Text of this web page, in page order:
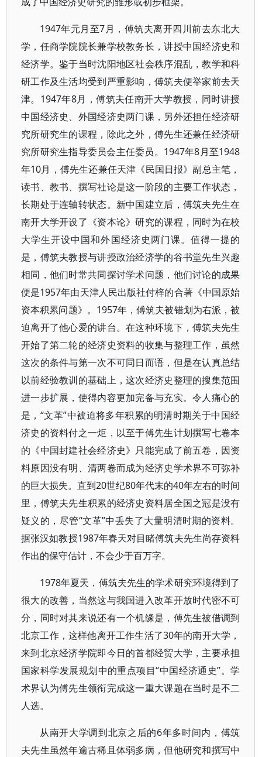
1947年元月至7月，傅筑夫离开四川前去东北大
学，任商学院院长兼学校教务长，讲授中国经济史和
经济学。鉴于当时沈阳地区社会秩序混乱，教学和科
研工作及生活均受到严重影响，傅筑夫便举家前去天
津。1947年8月，傅筑夫任南开大学教授，同时讲授
中国经济史、外国经济史两门课，另外还担任经济研
究所研究生的课程，除此之外，傅先生还兼任经济研
究所研究生指导委员会主任委员。1947年8月至1948
年10月，傅先生还兼任天津《民国日报》副总主笔，
读书、教书、撰写社论是这一阶段的主要工作状态，
长期处于连轴转状态。新中国建立后，傅筑夫先生在
南开大学开设了《资本论》研究的课程，同时为在校
大学生开设中国和外国经济史两门课。值得一提的
是，傅筑夫教授与讲授政治经济学的谷书堂先生兴趣
相同，他们时常共同探讨学术问题，他们讨论的成果
便是1957年由天津人民出版社付梓的合著《中国原始
资本积累问题》。1957年，傅筑夫被错划为右派，被
迫离开了他心爱的讲台。在这种环境下，傅筑夫先生
开始了第二轮的经济史资料的收集与整理工作，虽然
这次的条件与第一次不可同日而语，但是在认真总结
以前经验教训的基础上，这次经济史整理的搜集范围
进一步扩展，使得内容更加完备与充实。令人痛心的
是，“文革”中被迫将多年积累的明清时期关于中国经
济史的资料付之一炬，以至于傅先生计划撰写七卷本
的《中国封建社会经济史》只能完成了前五卷，因资
料原因没有明、清两卷而成为经济史学术界不可弥补
的巨大损失。直到20世纪80年代末的40年左右的时间
里，傅筑夫先生积累的经济史资料居全国之冠是没有
疑义的，尽管“文革”中丢失了大量明清时期的资料。
据张汉如教授1987年春天对目睹傅筑夫先生尚存资料
作出的保守估计，不会少于百万字。
1978年夏天，傅筑夫先生的学术研究环境得到了
很大的改善，当然这与我国进入改革开放时代密不可
分，同时对其来说还有一个机缘是，傅先生被借调到
北京工作，这样他离开工作生活了30年的南开大学，
来到北京经济学院即今日的首都经贸大学，主要承担
国家科学发展规划中的重点项目“中国经济通史”。学
术界认为傅先生领衔完成这一重大课题在当时是不二
人选。
从南开大学调到北京之后的6年多时间内，傅筑
夫先生虽然年逾古稀且体弱多病，但他研究和撰写中